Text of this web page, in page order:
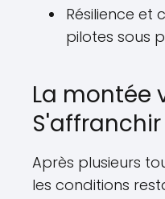
Résilience et
pilotes sous
La montée
Après plusieurs
les conditions